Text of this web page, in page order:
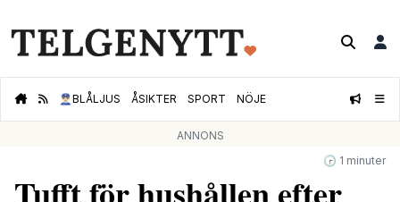
👮🏻‍♂️BLÅLJUS ÅSIKTER SPORT NÖJE
ANNONS
🕝 1 minuter